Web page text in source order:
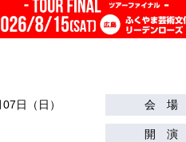
日（日） 会 場
開 演